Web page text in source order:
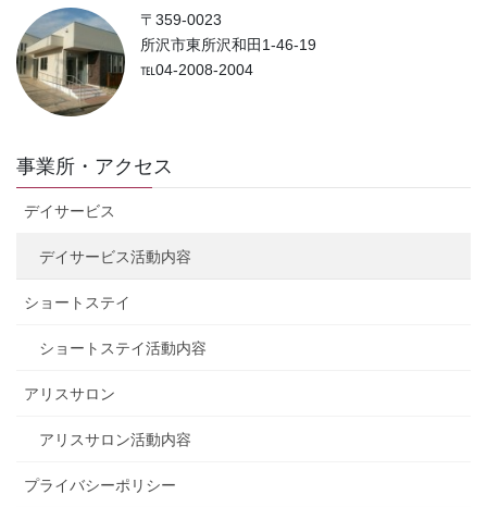
〒359-0023
所沢市東所沢和田1-46-19
℡04-2008-2004
事業所・アクセス
デイサービス
デイサービス活動内容
ショートステイ
ショートステイ活動内容
アリスサロン
アリスサロン活動内容
プライバシーポリシー